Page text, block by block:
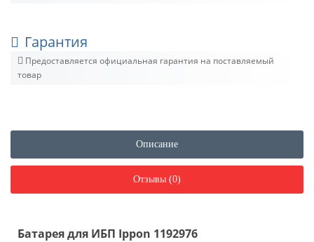
Гарантия
Предоставляется официальная гарантия на поставляемый
товар
Описание
Отзывы (0)
Батарея для ИБП Ippon 1192976